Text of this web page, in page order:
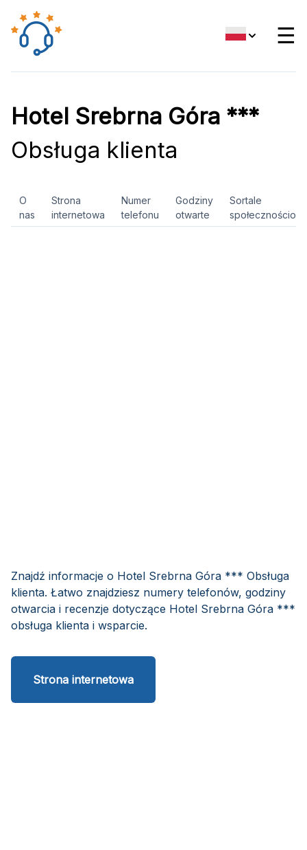
☰
Hotel Srebrna Góra ***
Obsługa klienta
O
nas
Strona
internetowa
Numer
telefonu
Godziny
otwarte
Sortale
Znajdź informacje o Hotel Srebrna Góra *** Obsługa
klienta. Łatwo znajdziesz numery telefonów, godziny
otwarcia i recenzje dotyczące Hotel Srebrna Góra ***
obsługa klienta i wsparcie.
Strona internetowa